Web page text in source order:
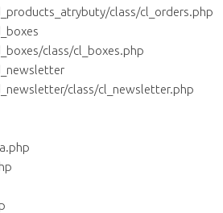
class/cl_orders.php
class/cl_boxes.php
class/cl_newsletter.php